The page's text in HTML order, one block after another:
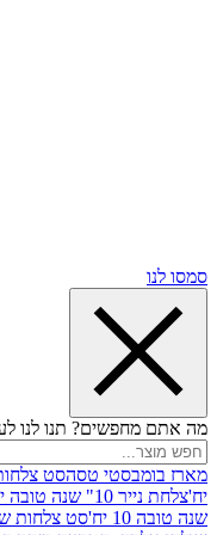
תנו לנו לעזור לכם
טסה
יח'
צלחת נייר 8" שנה טובה 10
סט צלחות שנה טובה לבן זהב